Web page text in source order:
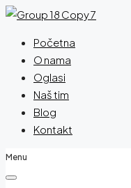
Početna
O nama
Oglasi
Naš tim
Blog
Kontakt
Menu